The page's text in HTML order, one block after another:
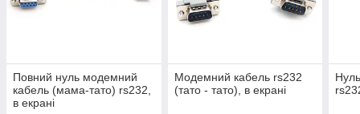
Повний нуль модемний
кабель (мама-тато) rs232,
в екрані
Модемний кабель rs232
(тато - тато), в екрані